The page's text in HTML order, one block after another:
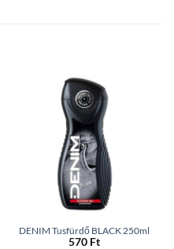
DENIM Tusfürdő BLACK 250ml
570 Ft